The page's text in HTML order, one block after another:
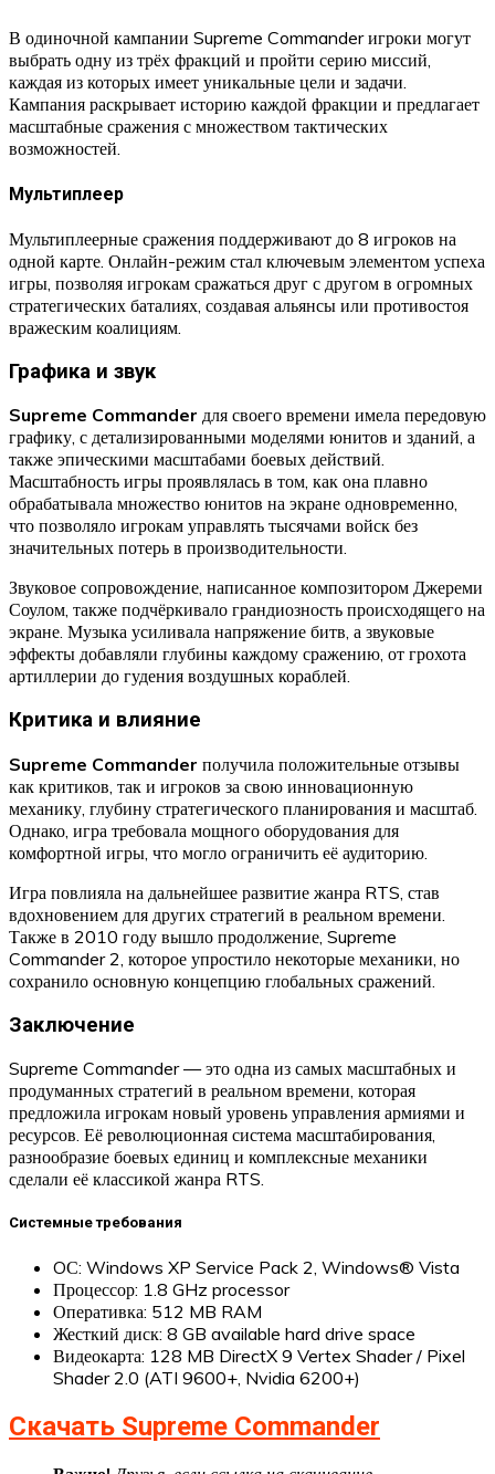
В одиночной кампании Supreme Commander игроки могут
выбрать одну из трёх фракций и пройти серию миссий,
каждая из которых имеет уникальные цели и задачи.
Кампания раскрывает историю каждой фракции и предлагает
масштабные сражения с множеством тактических
возможностей.
Мультиплеер
Мультиплеерные сражения поддерживают до 8 игроков на
одной карте. Онлайн-режим стал ключевым элементом успеха
игры, позволяя игрокам сражаться друг с другом в огромных
стратегических баталиях, создавая альянсы или противостоя
вражеским коалициям.
Графика и звук
Supreme Commander для своего времени имела передовую
графику, с детализированными моделями юнитов и зданий, а
также эпическими масштабами боевых действий.
Масштабность игры проявлялась в том, как она плавно
обрабатывала множество юнитов на экране одновременно,
что позволяло игрокам управлять тысячами войск без
значительных потерь в производительности.
Звуковое сопровождение, написанное композитором Джереми
Соулом, также подчёркивало грандиозность происходящего на
экране. Музыка усиливала напряжение битв, а звуковые
эффекты добавляли глубины каждому сражению, от грохота
артиллерии до гудения воздушных кораблей.
Критика и влияние
Supreme Commander получила положительные отзывы
как критиков, так и игроков за свою инновационную
механику, глубину стратегического планирования и масштаб.
Однако, игра требовала мощного оборудования для
комфортной игры, что могло ограничить её аудиторию.
Игра повлияла на дальнейшее развитие жанра RTS, став
вдохновением для других стратегий в реальном времени.
Также в 2010 году вышло продолжение, Supreme
Commander 2, которое упростило некоторые механики, но
сохранило основную концепцию глобальных сражений.
Заключение
Supreme Commander — это одна из самых масштабных и
продуманных стратегий в реальном времени, которая
предложила игрокам новый уровень управления армиями и
ресурсов. Её революционная система масштабирования,
разнообразие боевых единиц и комплексные механики
сделали её классикой жанра RTS.
Системные требования
OС: Windows XP Service Pack 2, Windows® Vista
Процессор: 1.8 GHz processor
Оперативка: 512 MB RAM
Жесткий диск: 8 GB available hard drive space
Видеокарта: 128 MB DirectX 9 Vertex Shader / Pixel
Shader 2.0 (ATI 9600+, Nvidia 6200+)
Скачать Supreme Commander